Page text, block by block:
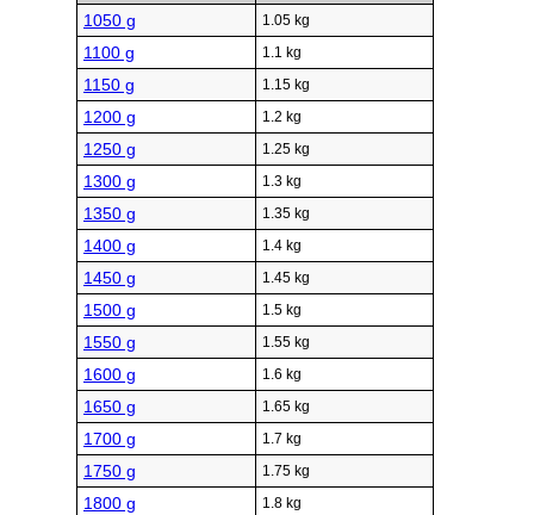
1050 g
1.05 kg
1100 g 1.1 kg
1150 g 1.15 kg
1200 g 1.2 kg
1250 g 1.25 kg
1300 g 1.3 kg
1350 g 1.35 kg
1400 g 1.4 kg
1450 g 1.45 kg
1500 g 1.5 kg
1550 g 1.55 kg
1600 g 1.6 kg
1650 g 1.65 kg
1700 g 1.7 kg
1750 g 1.75 kg
1800 g 1.8 kg